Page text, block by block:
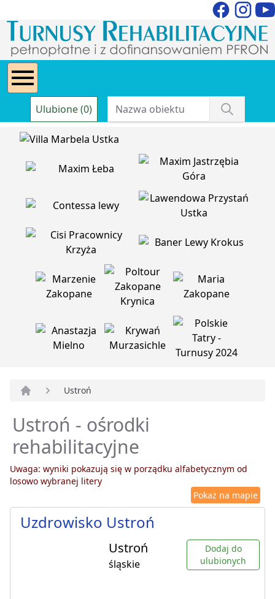
Ulubione (0)
Ustroń
Ustroń - ośrodki
rehabilitacyjne
Uwaga: wyniki pokazują się w porządku alfabetycznym od
losowo wybranej litery
Pokaż na mapie
Uzdrowisko Ustroń
Ustroń
śląskie
Dodaj do
ulubionych